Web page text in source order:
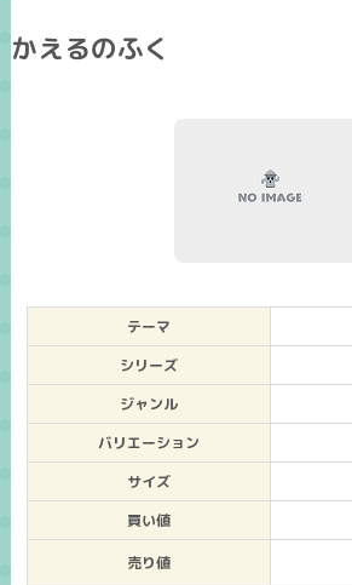
かえるのふく
テーマ
シリーズ
ジャンル
バリエーション
サイズ
買い値
売り値